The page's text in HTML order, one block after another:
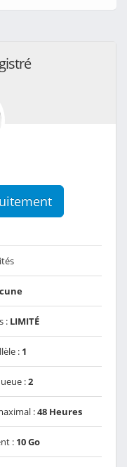
: LIMITÉ
: 1
:2
:48 Heures
: 10 Go